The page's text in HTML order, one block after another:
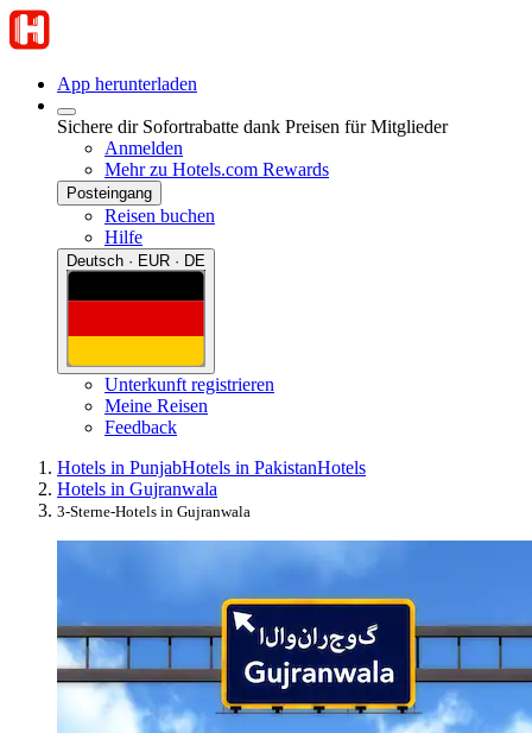
App herunterladen
Sichere dir Sofortrabatte dank Preisen für Mitglieder
Anmelden
Mehr zu Hotels.com Rewards
Posteingang
Reisen buchen
Hilfe
Deutsch · EUR · DE
Unterkunft registrieren
Meine Reisen
Feedback
Hotels in PunjabHotels in PakistanHotels
Hotels in Gujranwala
3-Sterne-Hotels in Gujranwala